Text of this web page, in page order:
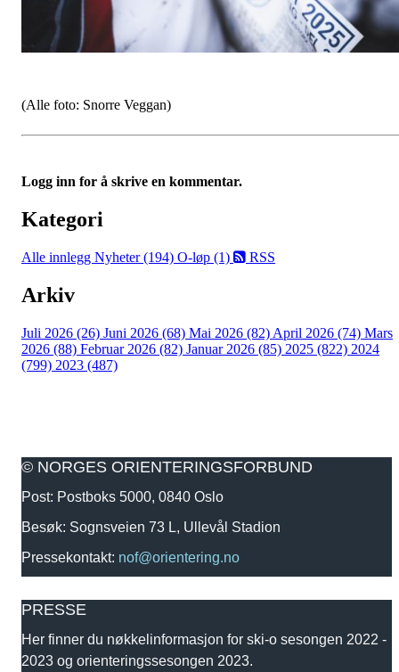
(Alle foto: Snorre Veggan)
Logg inn for å skrive en kommentar.
Kategori
Alle innlegg Nyheter (194) O-løp (1) RSS
Arkiv
Juli 2026 (26) Juni 2026 (68) Mai 2026 (82) April 2026 (74) Mars
2026 (88) Februar 2026 (82) Januar 2026 (85) 2025 (822) 2024
(799) 2023 (487)
© NORGES ORIENTERINGSFORBUND
Post: Postboks 5000, 0840 Oslo
Besøk: Sognsveien 73 L, Ullevål Stadion
Pressekontakt: nof@orientering.no
PRESSE
Her finner du nøkkelinformasjon for ski-o sesongen 2022 -
2023 og orienteringssesongen 2023.